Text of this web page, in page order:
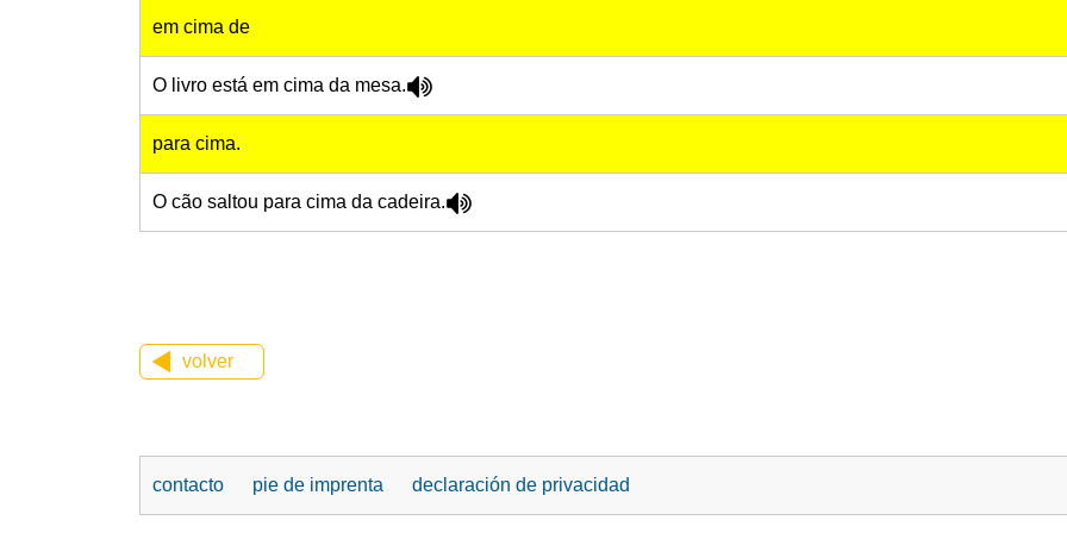
em cima de
O livro está em cima da mesa.
para cima.
O cão saltou para cima da cadeira.
volver
contacto pie de imprenta declaración de privacidad